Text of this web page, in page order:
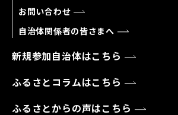
お問い合わせ
自治体関係者の皆さまへ
新規参加自治体はこちら
ふるさとコラムはこちら
ふるさとからの声はこちら